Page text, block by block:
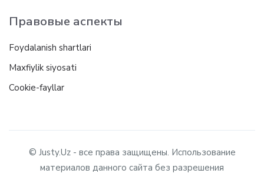
Правовые аспекты
Foydalanish shartlari
Maxfiylik siyosati
Cookie-fayllar
© Justy.Uz - все права защищены. Использование
материалов данного сайта без разрешения